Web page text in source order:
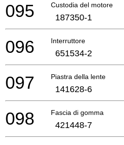
Custodia del motore
095 187350-1
Interruttore
096 651534-2
Piastra della lente
097 141628-6
Fascia di gomma
098 421448-7